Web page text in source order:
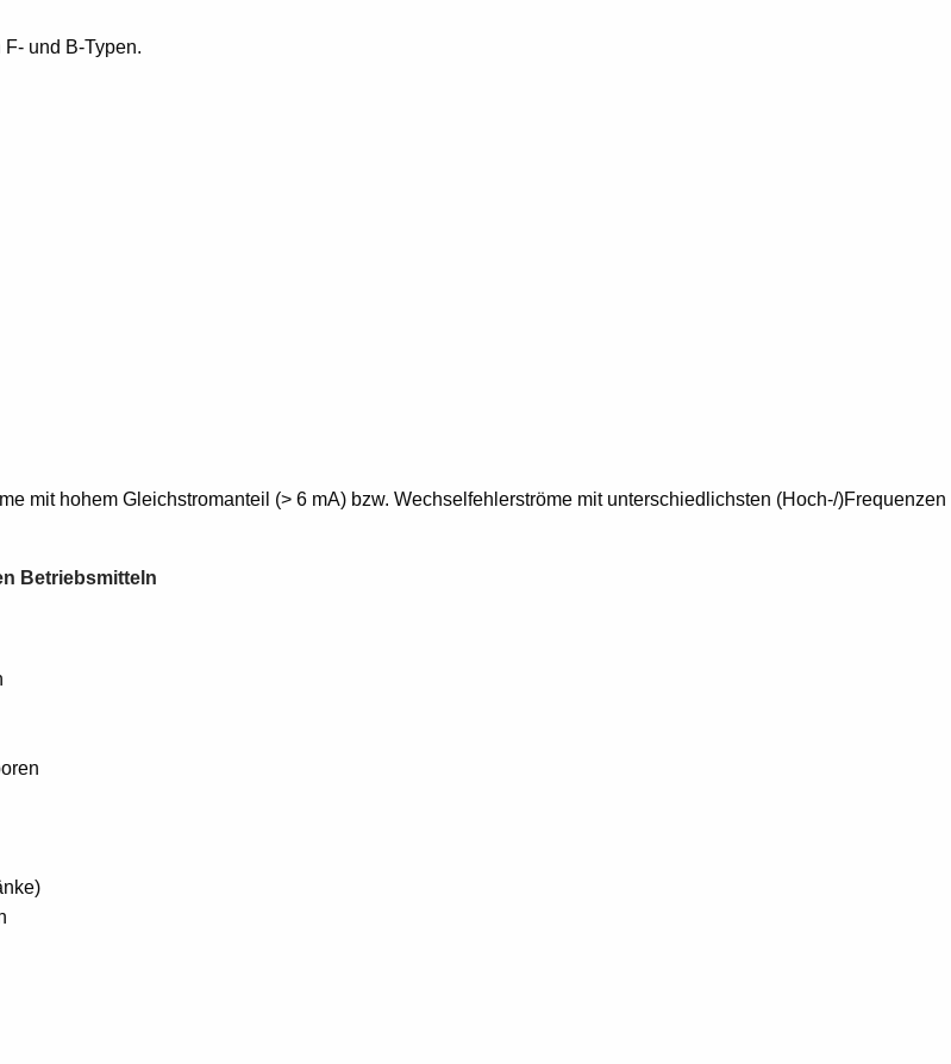
und B-Typen.
mit hohem Gleichstromanteil (> 6 mA) bzw. Wechselfehlerströme mit unterschiedlichsten (Hoch-/)Frequenzen
Betriebsmitteln